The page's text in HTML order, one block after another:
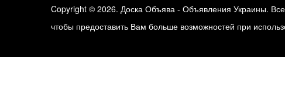
Copyright © 2026. Доска Объява - Объявления Украины.
чтобы предоставить Вам больше возможностей при